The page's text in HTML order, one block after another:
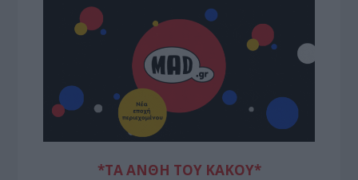
*ΤΑ ΆΝΘΗ ΤΟΥ ΚΑΚΟΎ*